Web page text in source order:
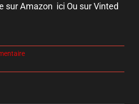
sur Amazon ici Ou sur Vinted